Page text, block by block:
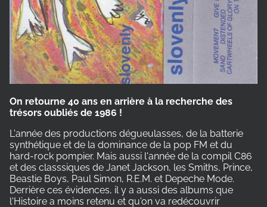
On retourne 40 ans en arrière à la recherche des
trésors oubliés de 1986 !
L'année des productions dégueulasses, de la batterie
synthétique et de la dominance de la pop FM et du
hard-rock pompier. Mais aussi l'année de la compil C86
et des classsiques de Janet Jackson, les Smiths, Prince,
Beastie Boys, Paul Simon, R.E.M. et Depeche Mode.
Derrière ces évidences, il y a aussi des albums que
l'Histoire a moins retenu et qu'on va redécouvrir